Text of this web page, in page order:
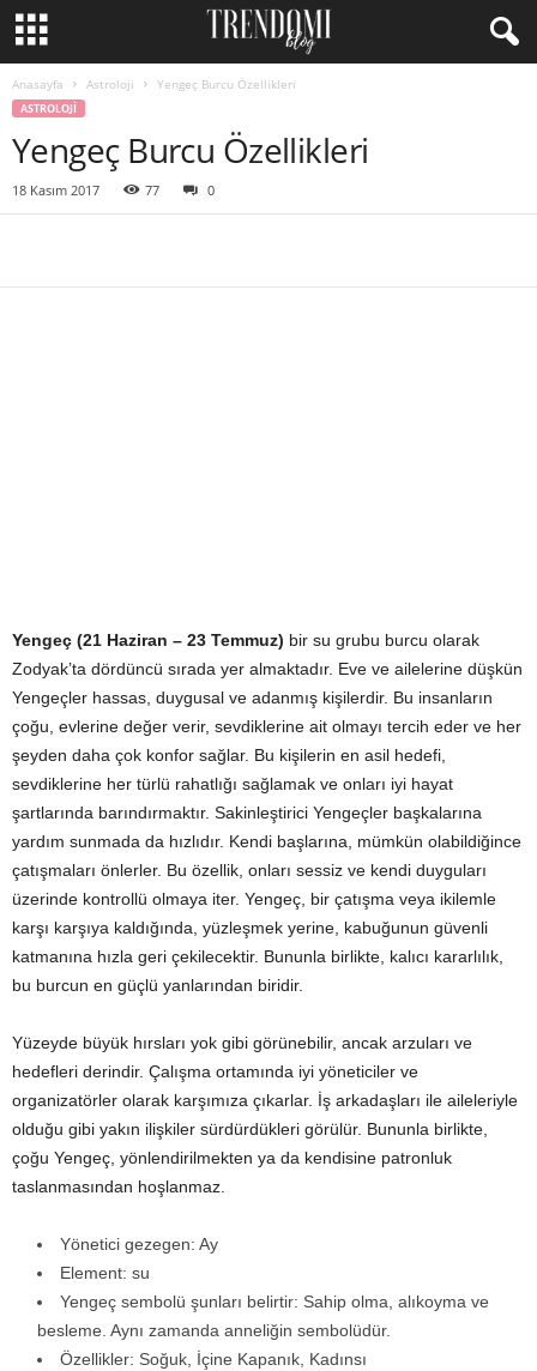
Anasayfa Astroloji Yengeç Burcu Özellikleri
ASTROLOJI
Yengeç Burcu Özellikleri
18 Kasım 2017 77 0
Yengeç (21 Haziran – 23 Temmuz) bir su grubu burcu olarak
Zodyak’ta dördüncü sırada yer almaktadır. Eve ve ailelerine düşkün
Yengeçler hassas, duygusal ve adanmış kişilerdir. Bu insanların
çoğu, evlerine değer verir, sevdiklerine ait olmayı tercih eder ve her
şeyden daha çok konfor sağlar. Bu kişilerin en asil hedefi,
sevdiklerine her türlü rahatlığı sağlamak ve onları iyi hayat
şartlarında barındırmaktır. Sakinleştirici Yengeçler başkalarına
yardım sunmada da hızlıdır. Kendi başlarına, mümkün olabildiğince
çatışmaları önlerler. Bu özellik, onları sessiz ve kendi duyguları
üzerinde kontrollü olmaya iter. Yengeç, bir çatışma veya ikilemle
karşı karşıya kaldığında, yüzleşmek yerine, kabuğunun güvenli
katmanına hızla geri çekilecektir. Bununla birlikte, kalıcı kararlılık,
bu burcun en güçlü yanlarından biridir.
Yüzeyde büyük hırsları yok gibi görünebilir, ancak arzuları ve
hedefleri derindir. Çalışma ortamında iyi yöneticiler ve
organizatörler olarak karşımıza çıkarlar. İş arkadaşları ile aileleriyle
olduğu gibi yakın ilişkiler sürdürdükleri görülür. Bununla birlikte,
çoğu Yengeç, yönlendirilmekten ya da kendisine patronluk
taslanmasından hoşlanmaz.
Yönetici gezegen: Ay
Element: su
Yengeç sembolü şunları belirtir: Sahip olma, alıkoyma ve
besleme. Aynı zamanda anneliğin sembolüdür.
Özellikler: Soğuk, İçine Kapanık, Kadınsı